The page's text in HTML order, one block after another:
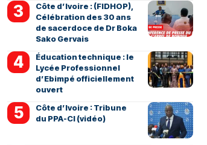
Côte d’Ivoire : (FIDHOP),
Célébration des 30 ans
de sacerdoce de Dr Boka
Sako Gervais
Éducation technique : le
Lycée Professionnel
d’Ebimpé officiellement
ouvert
Côte d’Ivoire : Tribune
du PPA-CI (vidéo)